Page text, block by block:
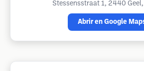
Stessensstraat 1, 2440
Abrir en Google